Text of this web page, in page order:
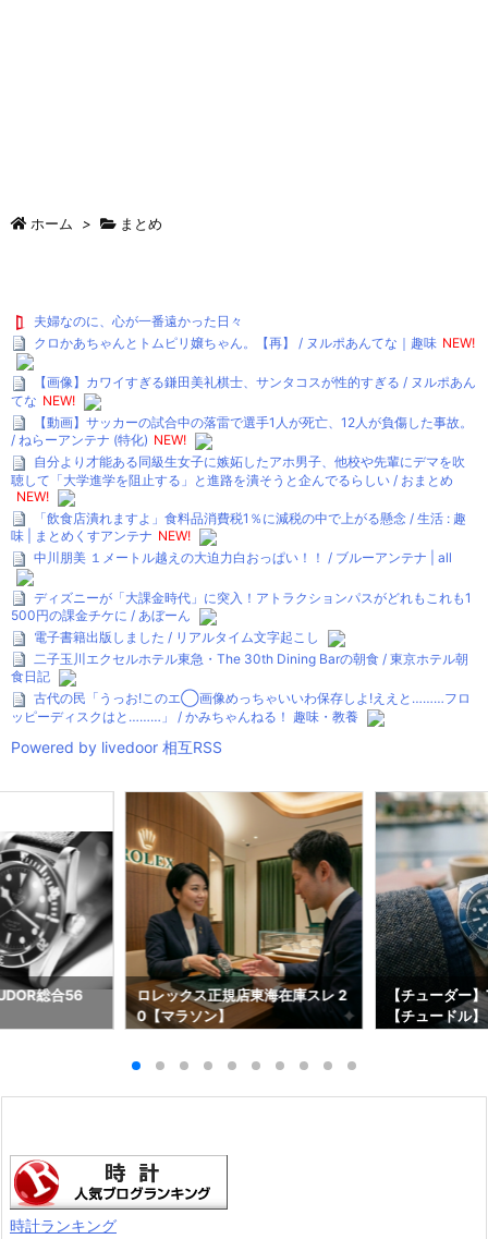
ホーム > まとめ
夫婦なのに、心が一番遠かった日々
クロかあちゃんとトムピリ嬢ちゃん。【再】 / ヌルポあんてな｜趣味 NEW!
【画像】カワイすぎる鎌田美礼棋士、サンタコスが性的すぎる / ヌルポあん
てな NEW!
【動画】サッカーの試合中の落雷で選手1人が死亡、12人が負傷した事故。
/ ねらーアンテナ (特化) NEW!
自分より才能ある同級生女子に嫉妬したアホ男子、他校や先輩にデマを吹
聴して「大学進学を阻止する」と進路を潰そうと企んでるらしい / おまとめ
NEW!
「飲食店潰れますよ」食料品消費税1％に減税の中で上がる懸念 / 生活 : 趣
味 | まとめくすアンテナ NEW!
中川朋美 １メートル越えの大迫力白おっぱい！！ / ブルーアンテナ | all
ディズニーが「大課金時代」に突入！アトラクションパスがどれもこれも1
500円の課金チケに / あぼーん
電子書籍出版しました / リアルタイム文字起こし
二子玉川エクセルホテル東急・The 30th Dining Barの朝食 / 東京ホテル朝
食日記
古代の民「うっお!このエ◯画像めっちゃいいわ保存しよ!ええと………フロ
ッピーディスクはと………」 / かみちゃんねる！ 趣味・教養
Powered by livedoor 相互RSS
総合56
ロレックス正規店東海在庫スレ 2
0【マラソン】
【チューダー
【チュードル】
時計ランキング